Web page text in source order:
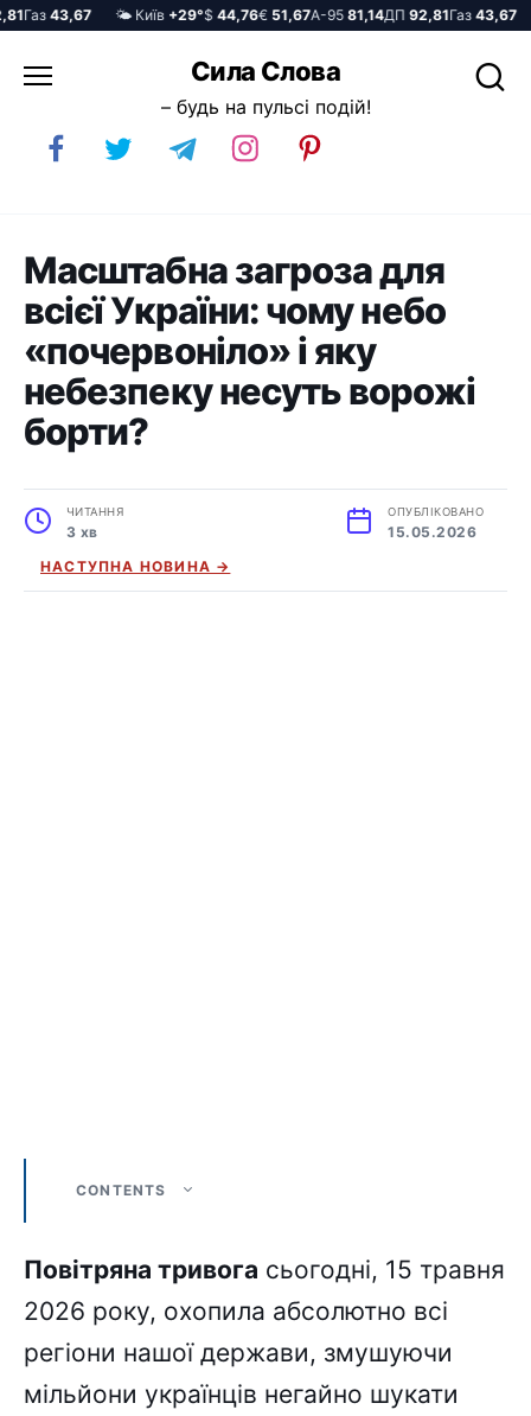
Газ43,67 🌤️ Київ+29°$44,76€51,67А-9581,14ДП92,81Газ43,67
до
Сила Слова
– будь на пульсі подій!
Масштабна загроза для
всієї України: чому небо
«почервоніло» і яку
небезпеку несуть ворожі
борти?
ЧИТАННЯ
3 хв
ОПУБЛІКОВАНО
15.05.2026
НАСТУПНА НОВИНА →
CONTENTS
Повітряна тривога сьогодні, 15 травня
2026 року, охопила абсолютно всі
регіони нашої держави, змушуючи
мільйони українців негайно шукати